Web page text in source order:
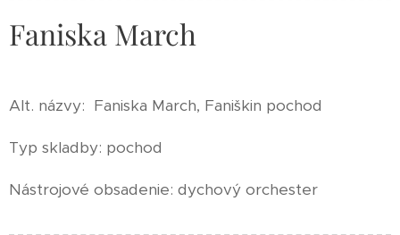
Faniska March
Alt. názvy: Faniska March, Faniškin pochod
Typ skladby: pochod
Nástrojové obsadenie: dychový orchester